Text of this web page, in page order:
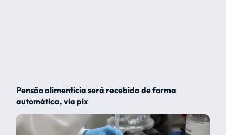
Pensão alimentícia será recebida de forma
automática, via pix